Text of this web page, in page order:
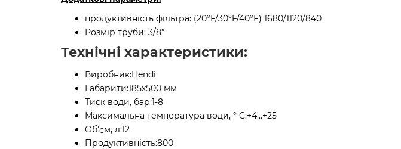
продуктивність фільтра: (20°F/30°F/40°F) 1680/1120/840
Розмір труби: 3/8”
Технічні характеристики:
Виробник:Hendi
Габарити:185х500 мм
Тиск води, бар:1-8
Максимальна температура води, ° C:+4...+25
Об'єм, л:12
Продуктивність:800